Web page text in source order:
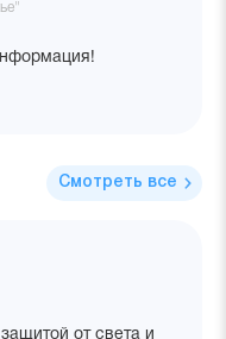
Смотреть все
от света и